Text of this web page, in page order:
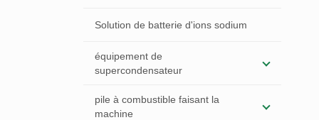
Solution de batterie d'ions sodium
équipement de
supercondensateur
pile à combustible faisant la
machine